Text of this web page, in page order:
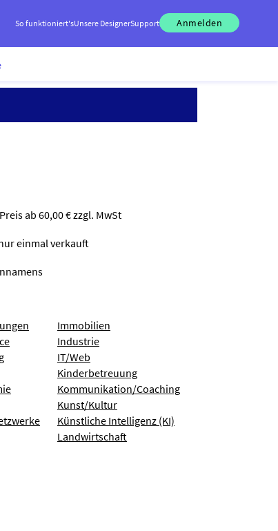
So funktioniert'sUnsere DesignerSupport Anmelden
ab 60,00 € zzgl. MwSt
einmal verkauft
Immobilien
Industrie
IT/Web
Kinderbetreuung
Kommunikation/Coaching
Kunst/Kultur
Künstliche Intelligenz (KI)
Landwirtschaft